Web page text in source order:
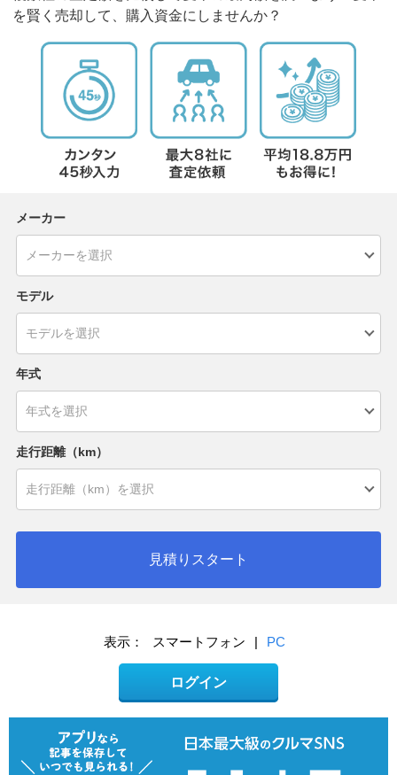
を賢く売却して、購入資金にしませんか？
メーカー
モデル
年式
走行距離（km）
見積りスタート
表示： スマートフォン PC
ログイン